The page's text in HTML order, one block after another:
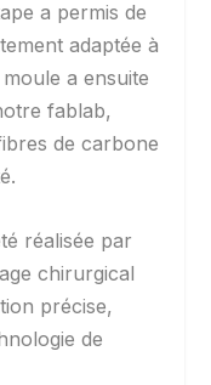
a permis de
adaptée à
a ensuite
fablab,
de carbone
réalisée par
chirurgical
précise,
de